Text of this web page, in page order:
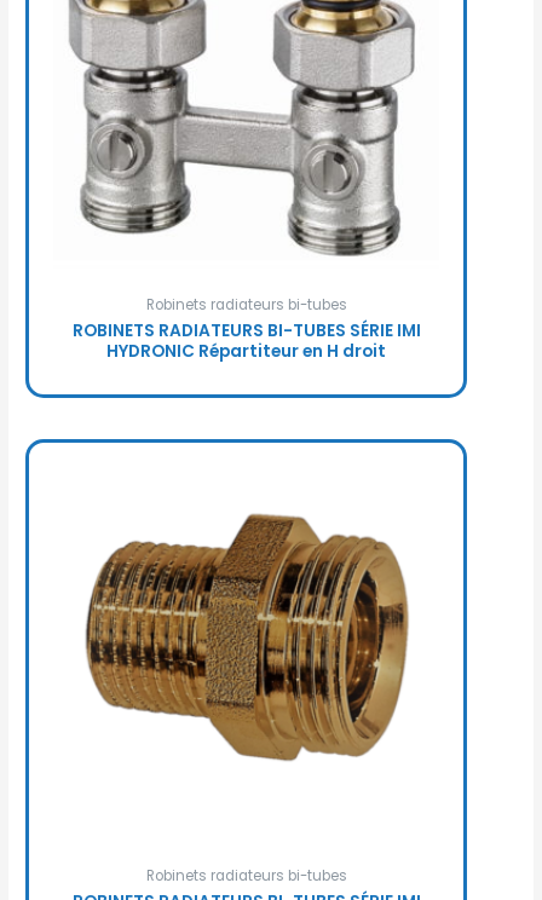
Robinets radiateurs bi-tubes
ROBINETS RADIATEURS BI-TUBES SÉRIE IMI
HYDRONIC Répartiteur en H droit
Robinets radiateurs bi-tubes